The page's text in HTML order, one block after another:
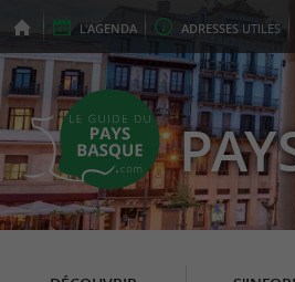
L'AGENDA ADRESSES UTILES